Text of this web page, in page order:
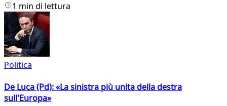
1 min di lettura
Politica
De Luca (Pd): «La sinistra più unita della destra
sull'Europa»